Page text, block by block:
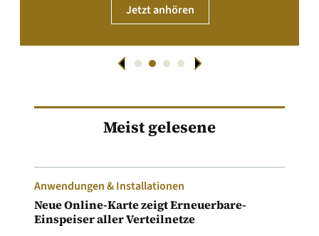
Jetzt anhören
Meist gelesene
Anwendungen & Installationen
Neue Online-Karte zeigt Erneuerbare-
Einspeiser aller Verteilnetze